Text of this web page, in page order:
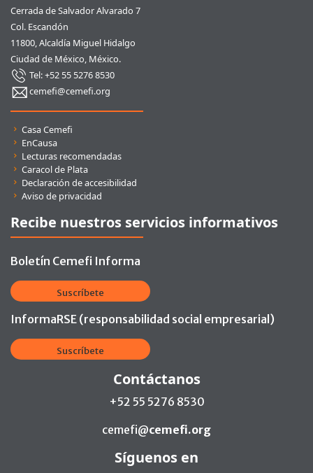
Cerrada de Salvador Alvarado 7
Col. Escandón
11800, Alcaldía Miguel Hidalgo
Ciudad de México, México.
Tel: +52 55 5276 8530
cemefi@cemefi.org
Enlaces rápidos
Casa Cemefi
EnCausa
Lecturas recomendadas
Caracol de Plata
Declaración de accesibilidad
Aviso de privacidad
Recibe nuestros servicios informativos
Boletín Cemefi Informa
Suscríbete
InformaRSE (responsabilidad social empresarial)
Suscríbete
Contáctanos
+52 55 5276 8530
cemefi@cemefi.org
Síguenos en